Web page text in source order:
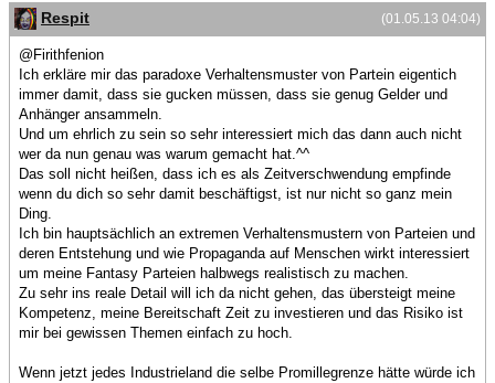
(01.05.13 04:04)
Respit
@Firithfenion
Ich erkläre mir das paradoxe Verhaltensmuster von Partein eigentich
immer damit, dass sie gucken müssen, dass sie genug Gelder und
Anhänger ansammeln.
Und um ehrlich zu sein so sehr interessiert mich das dann auch nicht
wer da nun genau was warum gemacht hat.^^
Das soll nicht heißen, dass ich es als Zeitverschwendung empfinde
wenn du dich so sehr damit beschäftigst, ist nur nicht so ganz mein
Ding.
Ich bin hauptsächlich an extremen Verhaltensmustern von Parteien und
deren Entstehung und wie Propaganda auf Menschen wirkt interessiert
um meine Fantasy Parteien halbwegs realistisch zu machen.
Zu sehr ins reale Detail will ich da nicht gehen, das übersteigt meine
Kompetenz, meine Bereitschaft Zeit zu investieren und das Risiko ist
mir bei gewissen Themen einfach zu hoch.
Wenn jetzt jedes Industrieland die selbe Promillegrenze hätte würde ich